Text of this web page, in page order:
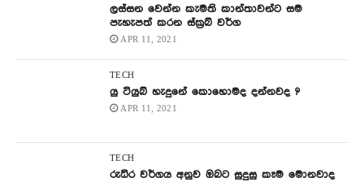
ලස්සන වෙන්න කැමති කාන්තාවන්ට සම
පැහැපත් කරන ස්ක්‍රබ් වර්ග
APR 11, 2021
TECH
යු ටියුබ් හැදුනේ කොහොමද දන්නවද ?
APR 11, 2021
TECH
රුධිර වර්ගය අනුව ඔබට සුදුසු කෑම මොනවාද